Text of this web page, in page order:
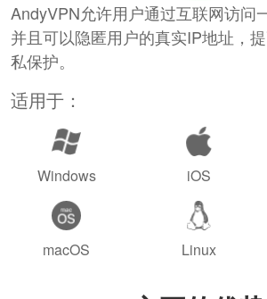
AndyVPN允许用户通过互联网访问
并且可以隐匿用户的真实IP地址，
私保护。
适用于：
Windows iOS
macOS Linux